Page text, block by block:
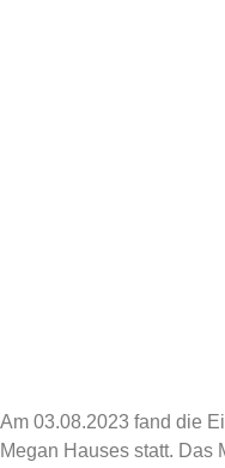
Am 03.08.2023 fand die
Megan Hauses statt. Das